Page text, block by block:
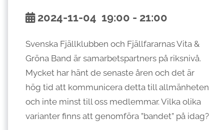
2024-11-04 19:00 - 21:00
Svenska Fjällklubben och Fjällfararnas Vita &
Gröna Band är samarbetspartners på riksnivå.
Mycket har hänt de senaste åren och det är
hög tid att kommunicera detta till allmänheten
och inte minst till oss medlemmar. Vilka olika
varianter finns att genomföra ”bandet” på idag?